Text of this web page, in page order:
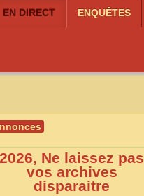
EN DIRECT ENQUÊTES
2026, Ne laissez pas
vos archives
disparaitre